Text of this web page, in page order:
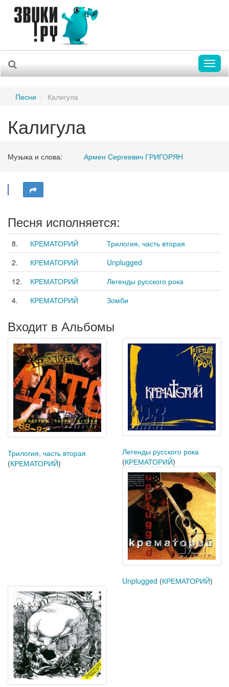
Песни Калигула
Калигула
Музыка и слова: Армен Сергеевич ГРИГОРЯН
Песня исполняется:
8. КРЕМАТОРИЙ
Трилогия, часть вторая
2.
КРЕМАТОРИЙ
Unplugged
12.
КРЕМАТОРИЙ
Легенды русского рока
4.
КРЕМАТОРИЙ Зомби
Входит в Альбомы
Трилогия, часть вторая
(КРЕМАТОРИЙ)
Легенды русского рока
(КРЕМАТОРИЙ)
Unplugged (КРЕМАТОРИЙ)